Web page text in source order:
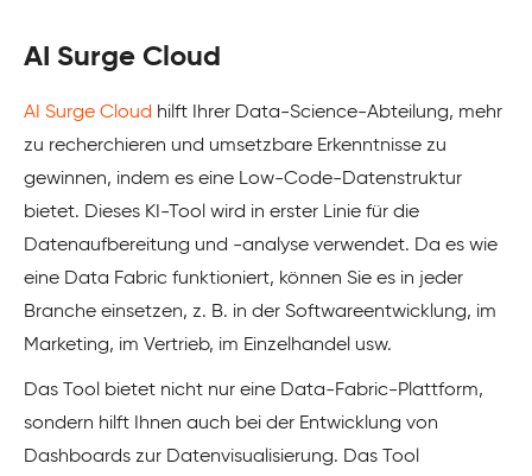
AI Surge Cloud
AI Surge Cloud hilft Ihrer Data-Science-Abteilung, mehr
zu recherchieren und umsetzbare Erkenntnisse zu
gewinnen, indem es eine Low-Code-Datenstruktur
bietet. Dieses KI-Tool wird in erster Linie für die
Datenaufbereitung und -analyse verwendet. Da es wie
eine Data Fabric funktioniert, können Sie es in jeder
Branche einsetzen, z. B. in der Softwareentwicklung, im
Marketing, im Vertrieb, im Einzelhandel usw.
Das Tool bietet nicht nur eine Data-Fabric-Plattform,
sondern hilft Ihnen auch bei der Entwicklung von
Dashboards zur Datenvisualisierung. Das Tool